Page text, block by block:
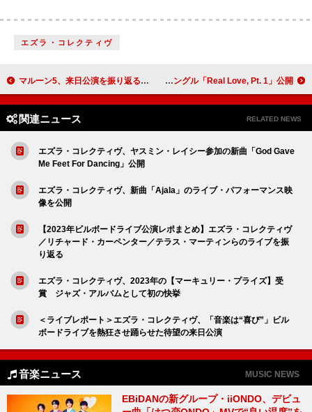
エズラ・コレクティヴ
マルーン5、来日公演を振り返るLIVE/MVスペシャルがYouTubeで配信 ブランドン・ウッディ、デビュー作より第1弾シングル「Real Love, Pt. 1」公開
関連ニュース RELATED NEWS
エズラ・コレクティヴ、ヤスミン・レイシー参加の新曲「God Gave
Me Feet For Dancing」公開
エズラ・コレクティヴ、新曲「Ajala」のライブ・パフォーマンス映
像を公開
【2023年ビルボードライブ公演レポまとめ】エズラ・コレクティヴ
／リチャード・カーペンター／テラス・マーティンらのライブを振
り返る
エズラ・コレクティヴ、2023年の【マーキュリー・プライズ】受
賞 ジャズ・アルバムとして初の快挙
＜ライブレポート＞エズラ・コレクティヴ、「音楽は“喜び”」ビル
ボードライブを熱狂させ踊らせた待望の来日公演
音楽ニュース MUSIC NEWS
EBiDANの新グループ・iiONDO、デビュ